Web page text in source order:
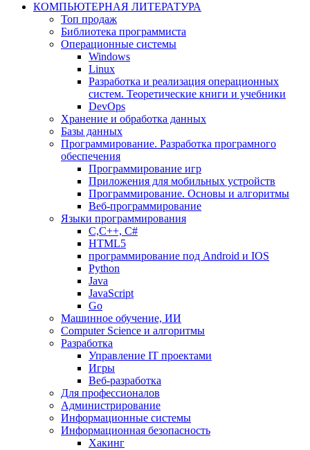
КОМПЬЮТЕРНАЯ ЛИТЕРАТУРА
Топ продаж
Библиотека программиста
Операционные системы
Windows
Linux
Разработка и реализация операционных
систем. Теоретические книги и учебники
DevOps
Хранение и обработка данных
Базы данных
Программирование. Разработка програмного
обеспечения
Программирование игр
Приложения для мобильных устройств
Программирование. Основы и алгоритмы
Веб-программирование
Языки программирования
С,С++, С#
HTML5
программирование под Android и IOS
Python
Java
JavaScript
Go
Машинное обучение, ИИ
Computer Science и алгоритмы
Разработка
Управление IT проектами
Игры
Веб-разработка
Для профессионалов
Администрирование
Информационные системы
Информационная безопасность
Хакинг